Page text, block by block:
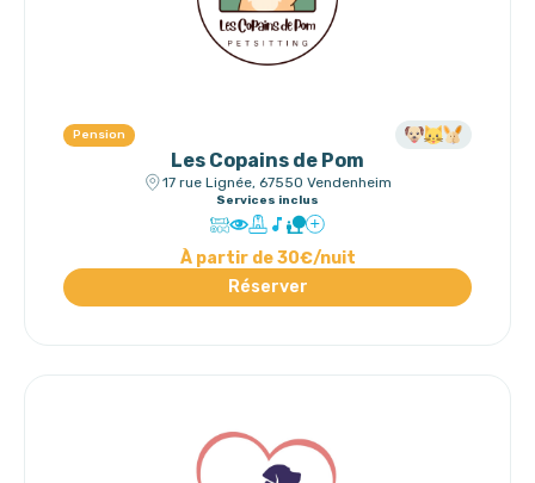
Pension
Les Copains de Pom
17 rue Lignée, 67550 Vendenheim
Services inclus
À partir de 30€/nuit
Réserver